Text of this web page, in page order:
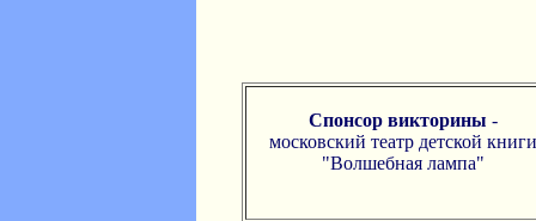
Спонсор викторины -
московский театр детской книги
"Волшебная лампа"